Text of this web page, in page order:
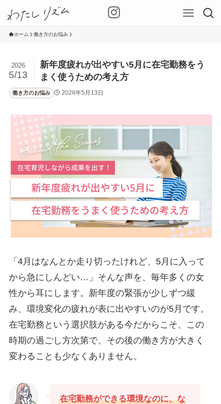
ホーム 働き方のお悩み
新年度疲れが出やすい5月に在宅勤務をう
まく使うための考え方
2026
5/13
働き方のお悩み 2026年5月13日
「4月はなんとか走り切ったけれど、5月に入って
から急にしんどい…」そんな声を、毎年多くの女
性から耳にします。新年度の緊張が少しずつ緩
み、環境変化の疲れが表に出やすいのが5月です。
在宅勤務という選択肢がある今だからこそ、この
時期の過ごし方次第で、その後の働き方が大きく
変わることも少なくありません。
在宅勤務ができる環境なのに、な